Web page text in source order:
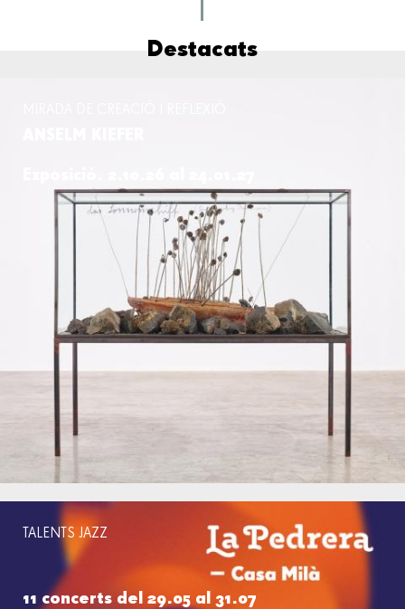
Destacats
TALENTS JAZZ
11 concerts del 29.05 al 31.07